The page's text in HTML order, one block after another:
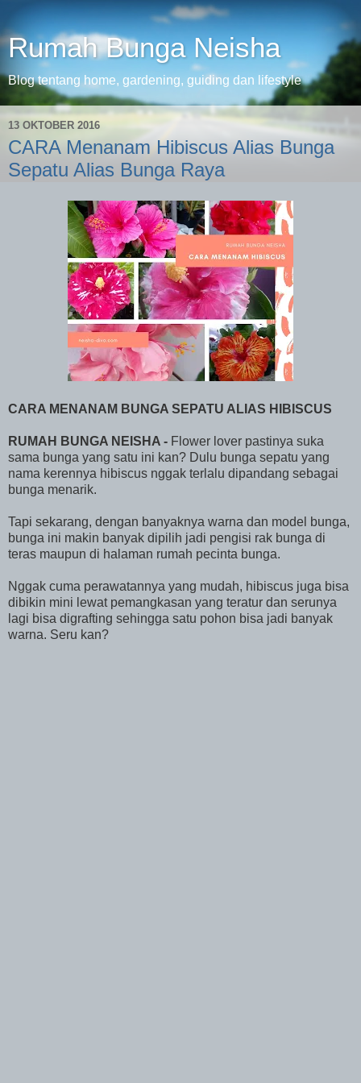
Rumah Bunga Neisha
Blog tentang home, gardening, guiding dan lifestyle
13 OKTOBER 2016
CARA Menanam Hibiscus Alias Bunga
Sepatu Alias Bunga Raya
CARA MENANAM BUNGA SEPATU ALIAS HIBISCUS
RUMAH BUNGA NEISHA - Flower lover pastinya suka
sama bunga yang satu ini kan? Dulu bunga sepatu yang
nama kerennya hibiscus nggak terlalu dipandang sebagai
bunga menarik.
Tapi sekarang, dengan banyaknya warna dan model bunga,
bunga ini makin banyak dipilih jadi pengisi rak bunga di
teras maupun di halaman rumah pecinta bunga.
Nggak cuma perawatannya yang mudah, hibiscus juga bisa
dibikin mini lewat pemangkasan yang teratur dan serunya
lagi bisa digrafting sehingga satu pohon bisa jadi banyak
warna. Seru kan?